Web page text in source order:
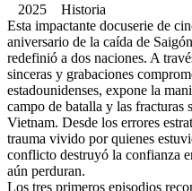
2025 Historia
Esta impactante docuserie de
aniversario de la caída de
redefinió a dos naciones. A
sinceras y grabaciones
estadounidenses, expone la
campo de batalla y las fracturas
Vietnam. Desde los errores
trauma vivido por quienes
conflicto destruyó la confianza
aún perduran.
Los tres primeros episodios